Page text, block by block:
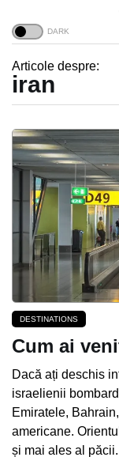
Articole despre:
iran
DESTINATIONS
Cum ai
Dacă ați deschis
israelienii
Emiratele,
americane.
și mai ales al